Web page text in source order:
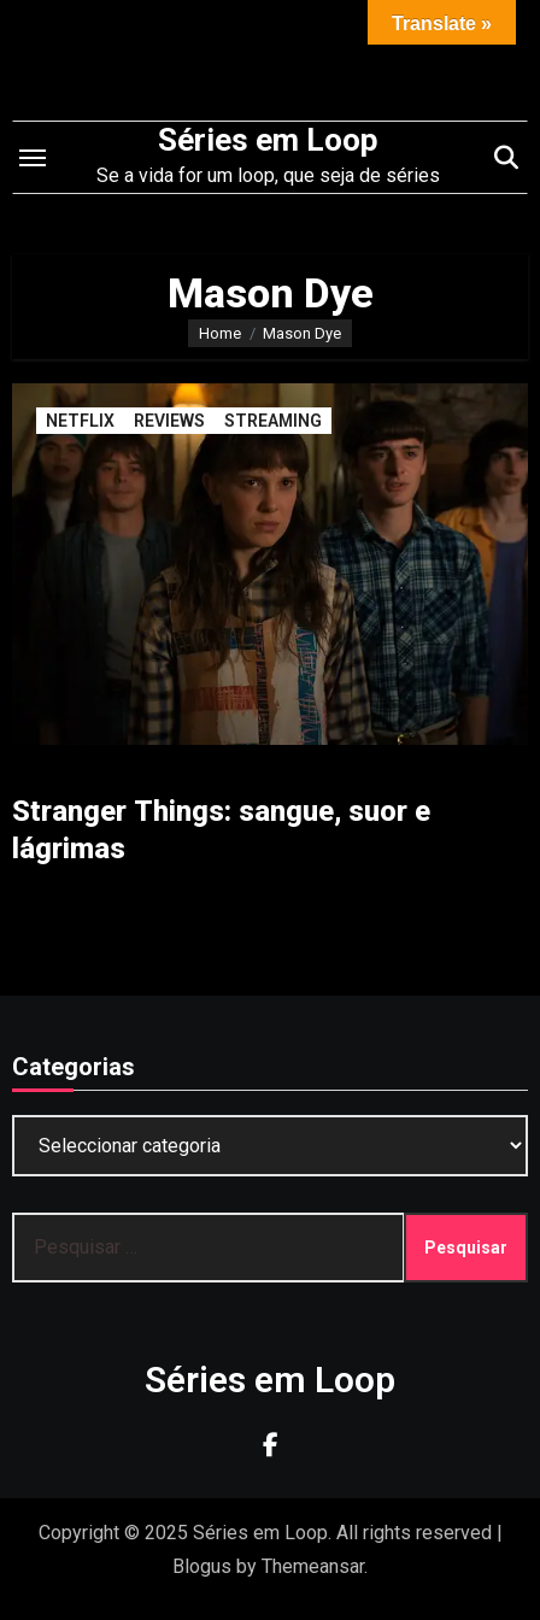
conteúdo
Séries em Loop
Se a vida for um loop, que seja de séries
Mason Dye
Home Mason Dye
NETFLIX REVIEWS STREAMING
Stranger Things: sangue, suor e
lágrimas
Categorias
por:
Séries em Loop
Copyright © 2025 Séries em Loop. All rights reserved |
Blogus by Themeansar.
Translate »